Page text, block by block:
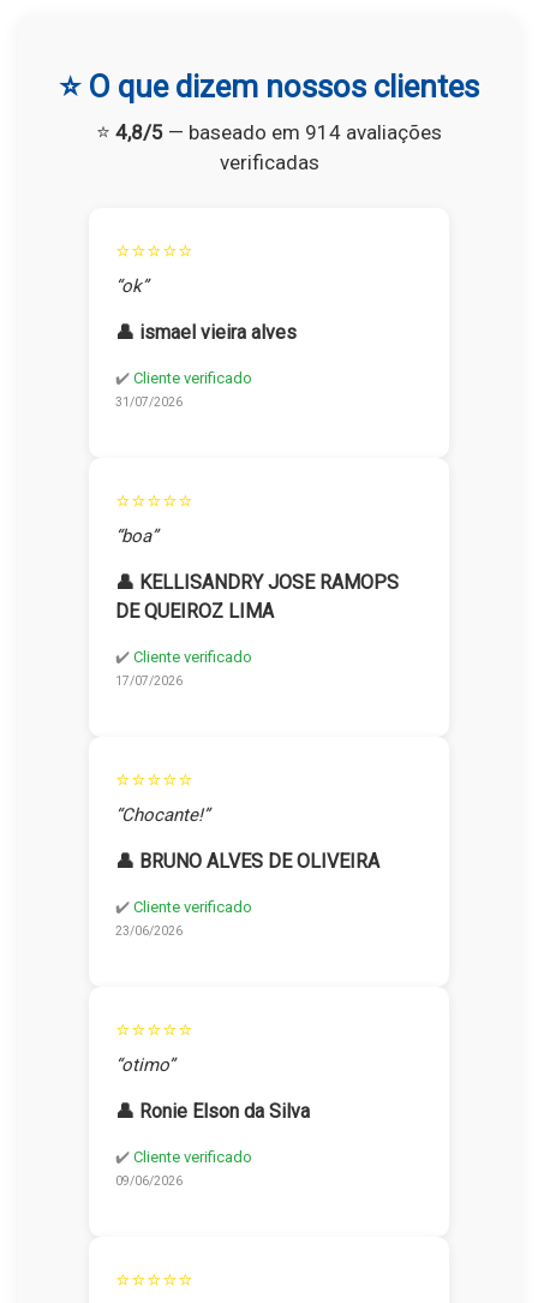
⭐ O que dizem nossos clientes
⭐ 4,8/5 — baseado em 914 avaliações
verificadas
⭐⭐⭐⭐⭐
“ok”
👤 ismael vieira alves
✔️ Cliente verificado
31/07/2026
⭐⭐⭐⭐⭐
“boa”
👤 KELLISANDRY JOSE RAMOPS
DE QUEIROZ LIMA
✔️ Cliente verificado
17/07/2026
⭐⭐⭐⭐⭐
“Chocante!”
👤 BRUNO ALVES DE OLIVEIRA
✔️ Cliente verificado
23/06/2026
⭐⭐⭐⭐⭐
“otimo”
👤 Ronie Elson da Silva
✔️ Cliente verificado
09/06/2026
⭐⭐⭐⭐⭐